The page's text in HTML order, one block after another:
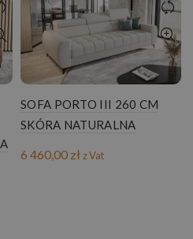
SOFA PORTO III 260 CM
SKÓRA NATURALNA
6 460,00 złz Vat